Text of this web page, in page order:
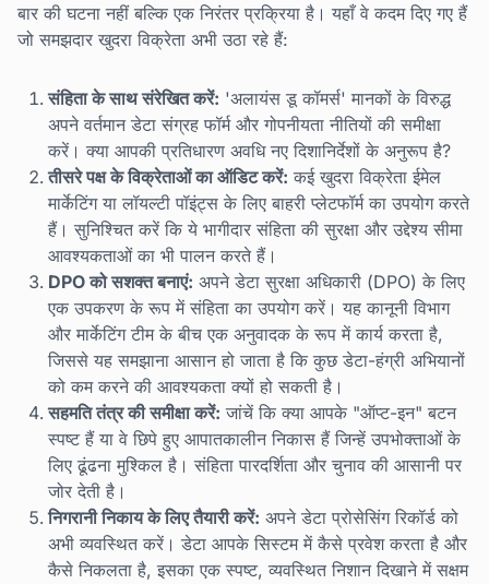
बार की घटना नहीं बल्कि एक निरंतर प्रक्रिया है। यहाँ वे कदम दिए गए हैं
जो समझदार खुदरा विक्रेता अभी उठा रहे हैं:
संहिता के साथ संरेखित करें: 'अलायंस डू कॉमर्स' मानकों के विरुद्ध
अपने वर्तमान डेटा संग्रह फॉर्म और गोपनीयता नीतियों की समीक्षा
करें। क्या आपकी प्रतिधारण अवधि नए दिशानिर्देशों के अनुरूप है?
तीसरे पक्ष के विक्रेताओं का ऑडिट करें: कई खुदरा विक्रेता ईमेल
मार्केटिंग या लॉयल्टी पॉइंट्स के लिए बाहरी प्लेटफॉर्म का उपयोग करते
हैं। सुनिश्चित करें कि ये भागीदार संहिता की सुरक्षा और उद्देश्य सीमा
आवश्यकताओं का भी पालन करते हैं।
DPO को सशक्त बनाएं: अपने डेटा सुरक्षा अधिकारी (DPO) के लिए
एक उपकरण के रूप में संहिता का उपयोग करें। यह कानूनी विभाग
और मार्केटिंग टीम के बीच एक अनुवादक के रूप में कार्य करता है,
जिससे यह समझाना आसान हो जाता है कि कुछ डेटा-हंग्री अभियानों
को कम करने की आवश्यकता क्यों हो सकती है।
सहमति तंत्र की समीक्षा करें: जांचें कि क्या आपके "ऑप्ट-इन" बटन
स्पष्ट हैं या वे छिपे हुए आपातकालीन निकास हैं जिन्हें उपभोक्ताओं के
लिए ढूंढना मुश्किल है। संहिता पारदर्शिता और चुनाव की आसानी पर
जोर देती है।
निगरानी निकाय के लिए तैयारी करें: अपने डेटा प्रोसेसिंग रिकॉर्ड को
अभी व्यवस्थित करें। डेटा आपके सिस्टम में कैसे प्रवेश करता है और
कैसे निकलता है, इसका एक स्पष्ट, व्यवस्थित निशान दिखाने में सक्षम